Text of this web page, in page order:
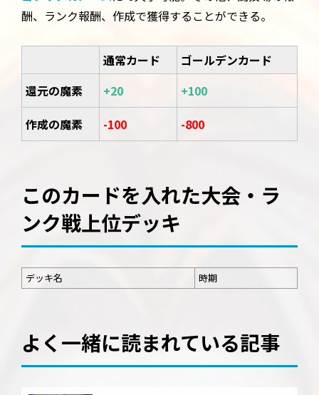
酬、ランク報酬、作成で獲得することができる。
通常カード
ゴールデンカード
還元の魔素
+20
+100
作成の魔素
-100 -800
このカードを入れた大会・ラ
ンク戦上位デッキ
デッキ名 時期
よく一緒に読まれている記事